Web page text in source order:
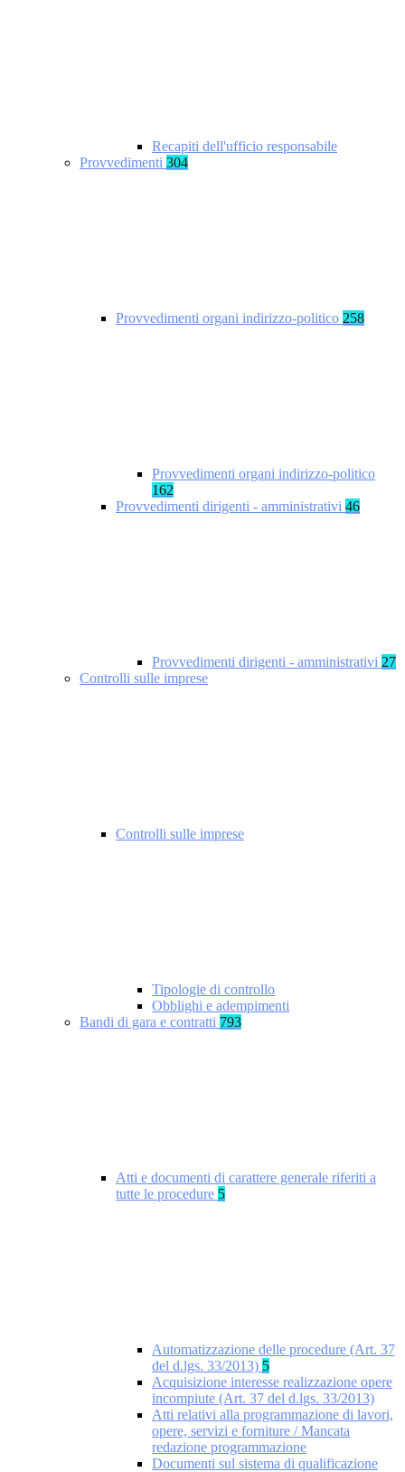
Recapiti dell'ufficio responsabile
Provvedimenti 304
Provvedimenti organi indirizzo-politico 258
Provvedimenti organi indirizzo-politico
162
Provvedimenti dirigenti - amministrativi 46
Provvedimenti dirigenti - amministrativi 27
Controlli sulle imprese
Controlli sulle imprese
Tipologie di controllo
Obblighi e adempimenti
Bandi di gara e contratti 793
Atti e documenti di carattere generale riferiti a
tutte le procedure 5
Automatizzazione delle procedure (Art. 37
del d.lgs. 33/2013) 5
Acquisizione interesse realizzazione opere
incompiute (Art. 37 del d.lgs. 33/2013)
Atti relativi alla programmazione di lavori,
opere, servizi e forniture / Mancata
redazione programmazione
Documenti sul sistema di qualificazione